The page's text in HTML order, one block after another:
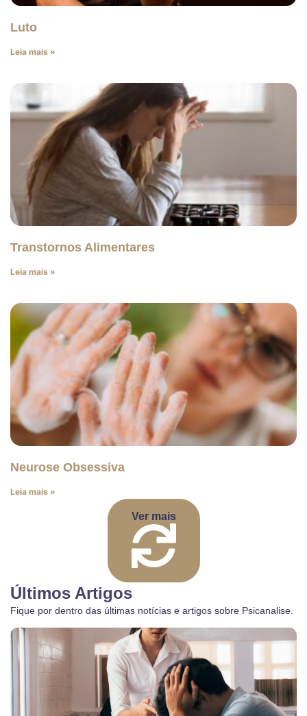
Luto
Leia mais »
Transtornos Alimentares
Leia mais »
Neurose Obsessiva
Leia mais »
Ver mais
Últimos Artigos
Fique por dentro das últimas notícias e artigos sobre Psicanalise.